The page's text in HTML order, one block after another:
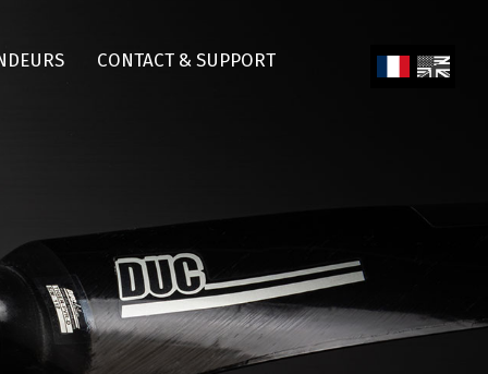
CONTACT & SUPPORT
Engl